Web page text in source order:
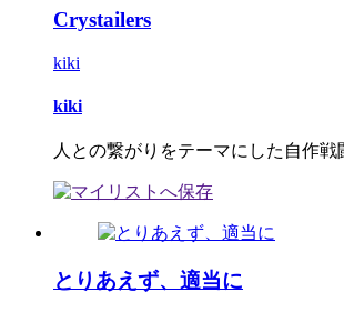
Crystailers
kiki
kiki
人との繋がりをテーマにした自作戦
とりあえず、適当に